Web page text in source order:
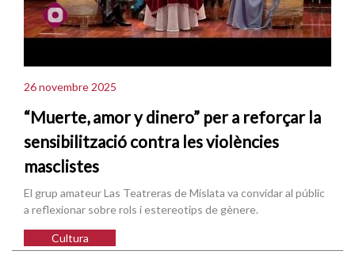
26 novembre 2025
“Muerte, amor y dinero” per a reforçar la
sensibilització contra les violències
masclistes
El grup amateur Las Teatreras de Mislata va convidar al públic
a reflexionar sobre rols i estereotips de gènere.
Cultura